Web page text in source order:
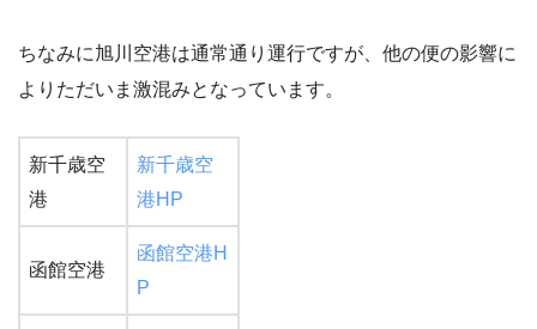
ちなみに旭川空港は通常通り運行ですが、他の便の影響に
よりただいま激混みとなっています。
新千歳空
港
新千歳空
港HP
函館空港
函館空港H
P